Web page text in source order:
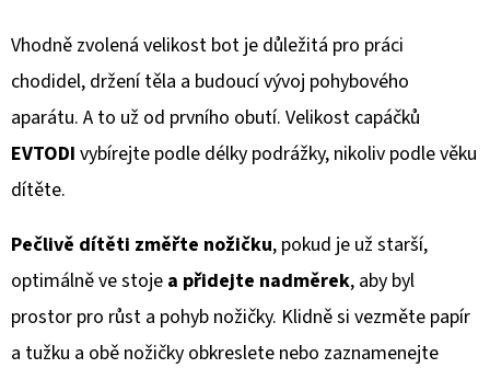
Vhodně zvolená velikost bot je důležitá pro práci
chodidel, držení těla a budoucí vývoj pohybového
aparátu. A to už od prvního obutí. Velikost capáčků
EVTODI vybírejte podle délky podrážky, nikoliv podle věku
dítěte.
Pečlivě dítěti změřte nožičku, pokud je už starší,
optimálně ve stoje a přidejte nadměrek, aby byl
prostor pro růst a pohyb nožičky. Klidně si vezměte papír
a tužku a obě nožičky obkreslete nebo zaznamenejte